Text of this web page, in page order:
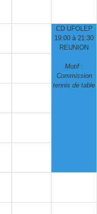
CD UFOLEP
19:00 à 21:30
REUNION
Motif :
Commission
tennis de table